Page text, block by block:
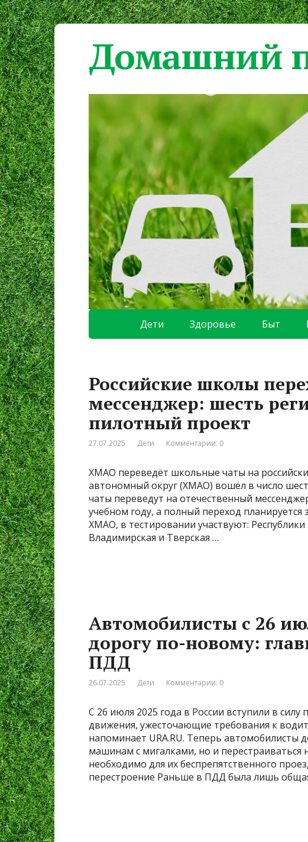
Домашний
Дети Здоровье Быт
Российские школы
мессенджер: шесть
пилотный проект
27.07.2025 Дети Комментарии: 0
ХМАО переведёт школьные чаты на
автономный округ (ХМАО) вошёл в число
чаты переведут на отечественный
учебном году, а полный переход
ХМАО, в тестировании участвуют:
Владимирская и Тверская …
Автомобилисты с 26
дорогу по-новому:
ПДД
26.07.2025 Дети Комментарии: 0
С 26 июля 2025 года в России вступили в
движения, ужесточающие требования к
напоминает URA.RU. Теперь автомобилисты
машинам с мигалками, но и перестраиваться
необходимо для их беспрепятственного
перестроение Раньше в ПДД была лишь